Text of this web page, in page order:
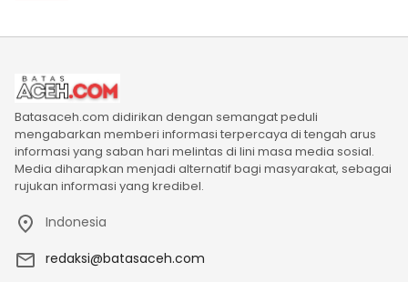
Batasaceh.com didirikan dengan semangat peduli
mengabarkan memberi informasi terpercaya di tengah arus
informasi yang saban hari melintas di lini masa media sosial.
Media diharapkan menjadi alternatif bagi masyarakat, sebagai
rujukan informasi yang kredibel.
Indonesia
redaksi@batasaceh.com